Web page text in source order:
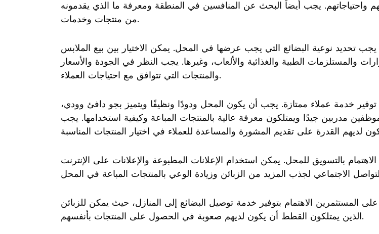
واحتياجاتهم. يجب أيضاً البحث عن المنافسين في المنطقة ومعرفة ما الذي يقدمونه
من منتجات وخدمات.
يجب تحديد نوعية البضائع التي يجب عرضها في المحل. يمكن الاختيار بين بيع الملابس
والمستلزمات الطبية والغذائية والألعاب، وغيرها. يجب النظر في الجودة والأسعار
والمنتجات التي تتوافق مع احتياجات العملاء.
توفير خدمة عملاء ممتازة. يجب أن يكون المحل ودودًا ونظيفًا ويتميز بجو دافئ وودي،
مدربين جيدًا ويمتلكون معرفة عالية بالمنتجات المباعة وكيفية استخدامها. يجب
بالتسويق للمحل. يمكن استخدام الإعلانات المطبوعة والإعلانات على الإنترنت
المستثمرين الاهتمام بتوفير خدمة توصيل البضائع إلى المنازل، حيث يمكن للزبائن
الذين يمتلكون القطط أن يكون لديهم صعوبة في الحصول على المنتجات بأنفسهم.